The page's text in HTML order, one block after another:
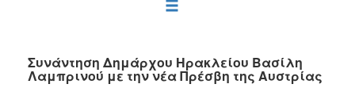
2022
2021
Συνάντηση Δημάρχου Ηρακλείου Βασίλη
Λαμπρινού με την νέα Πρέσβη της Αυστρίας